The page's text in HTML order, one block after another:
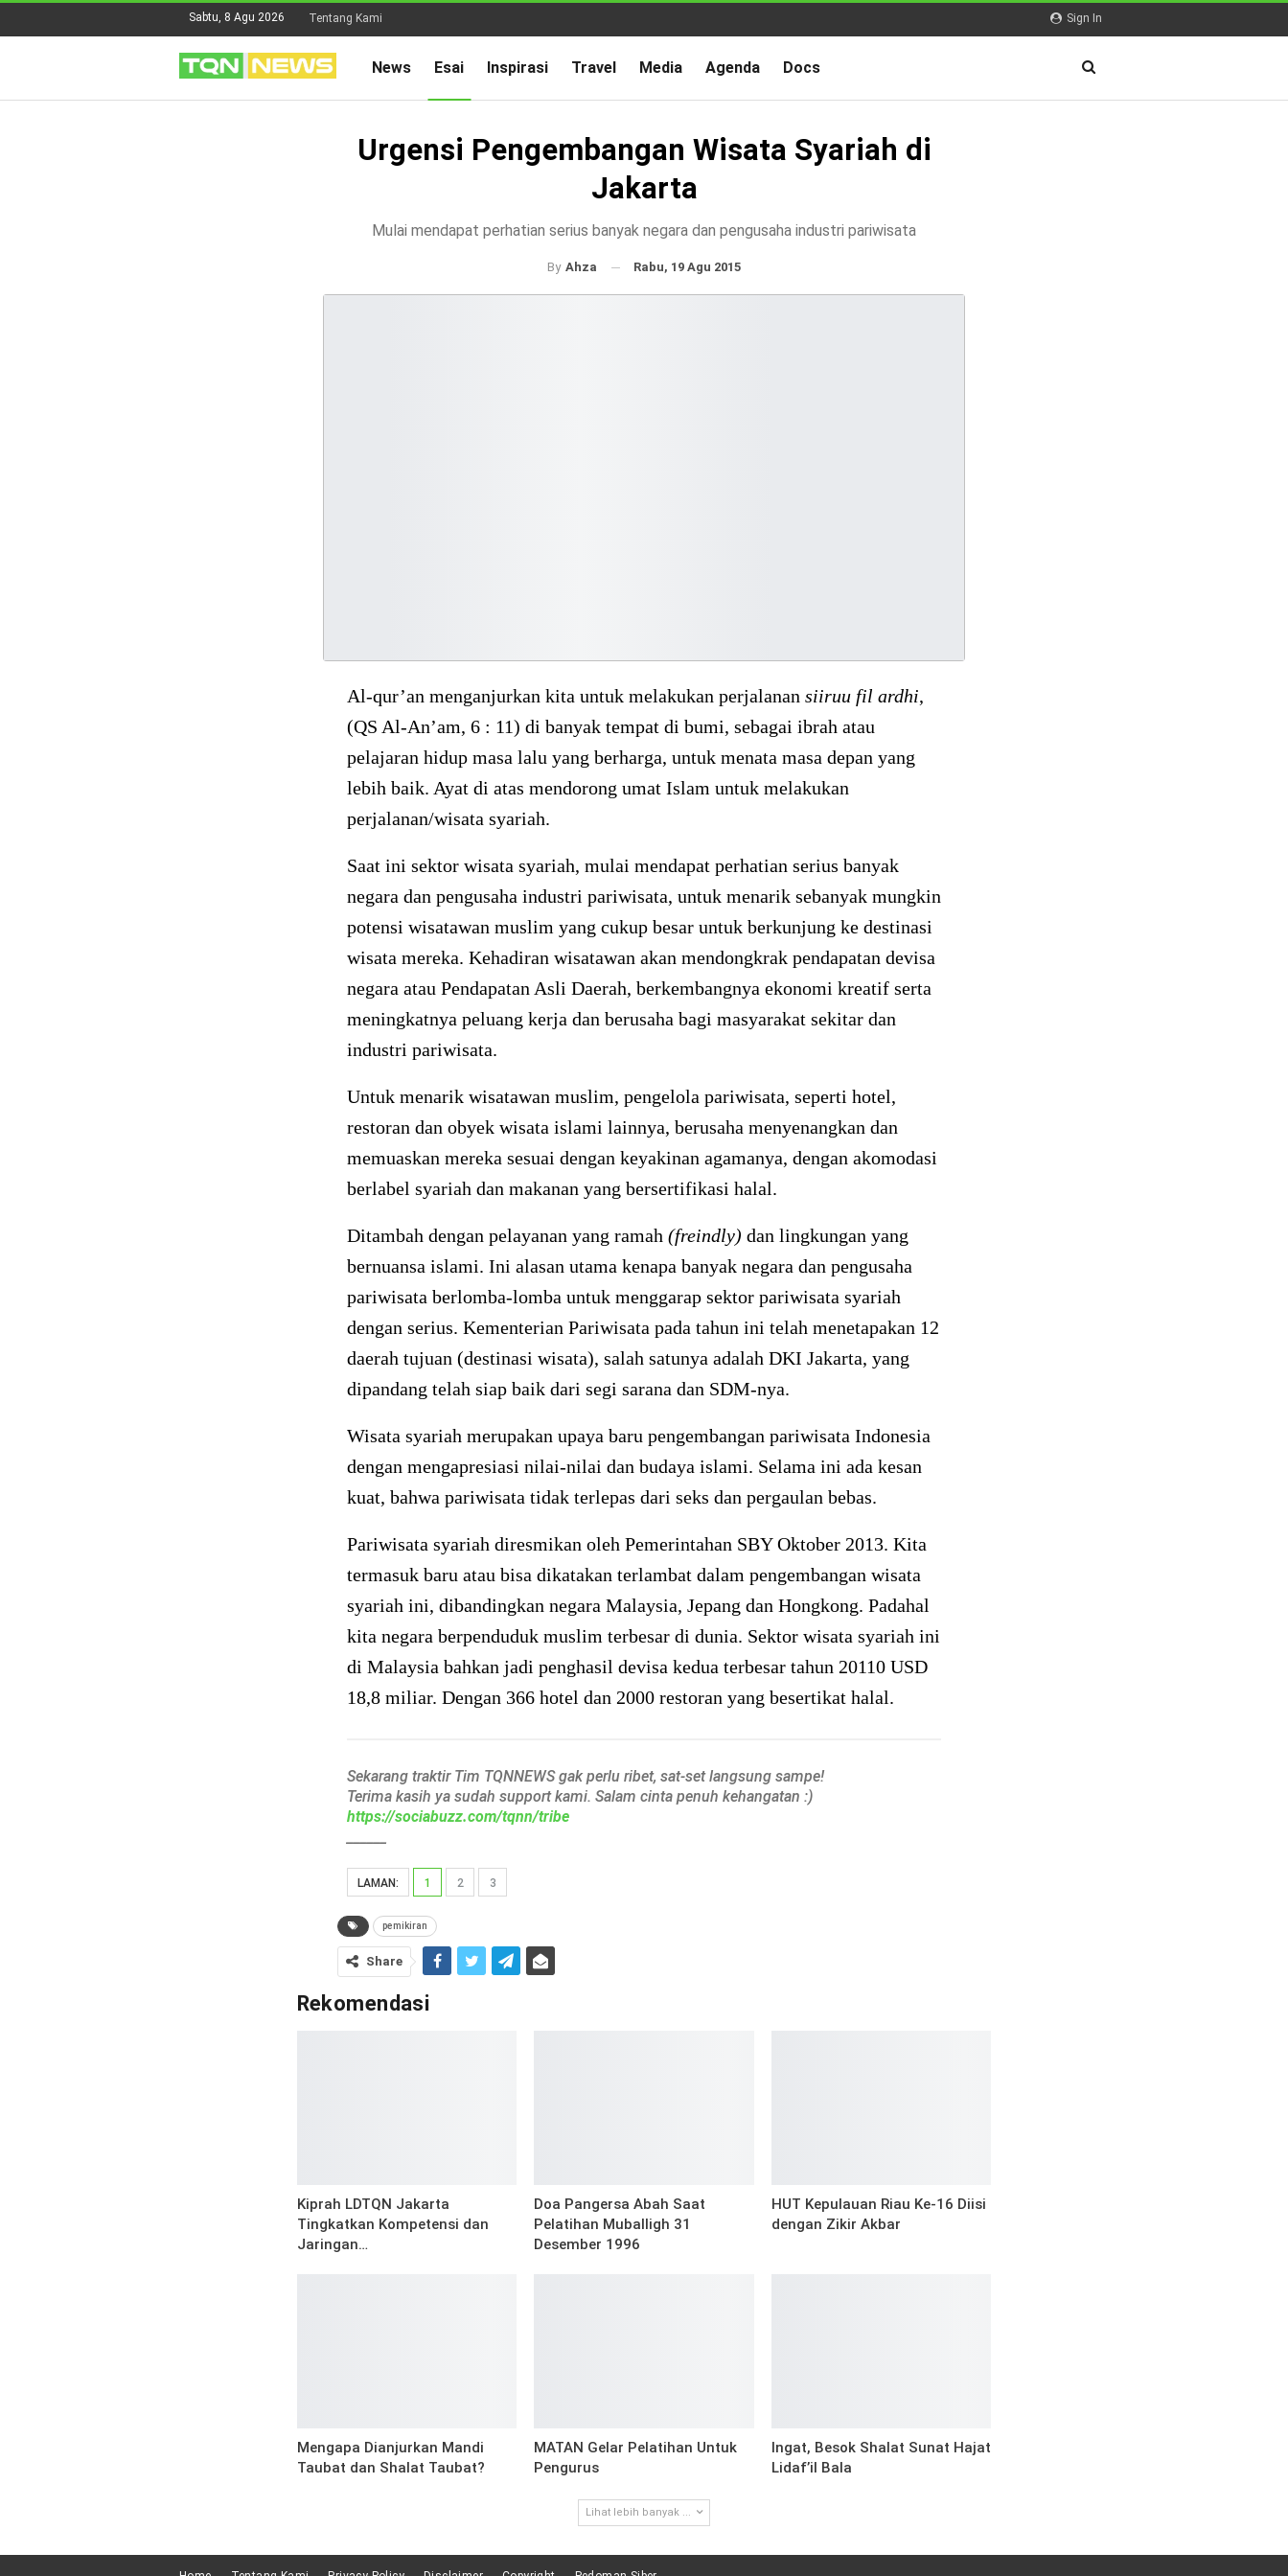
Sign In
Sabtu, 8 Agu 2026 Tentang Kami
News Esai Inspirasi Travel Media Agenda Docs
Urgensi Pengembangan Wisata Syariah di
Jakarta
Mulai mendapat perhatian serius banyak negara dan pengusaha industri pariwisata
By Ahza Rabu, 19 Agu 2015
Al-qur’an menganjurkan kita untuk melakukan perjalanan siiruu fil ardhi,
(QS Al-An’am, 6 : 11) di banyak tempat di bumi, sebagai ibrah atau
pelajaran hidup masa lalu yang berharga, untuk menata masa depan yang
lebih baik. Ayat di atas mendorong umat Islam untuk melakukan
perjalanan/wisata syariah.
Saat ini sektor wisata syariah, mulai mendapat perhatian serius banyak
negara dan pengusaha industri pariwisata, untuk menarik sebanyak mungkin
potensi wisatawan muslim yang cukup besar untuk berkunjung ke destinasi
wisata mereka. Kehadiran wisatawan akan mendongkrak pendapatan devisa
negara atau Pendapatan Asli Daerah, berkembangnya ekonomi kreatif serta
meningkatnya peluang kerja dan berusaha bagi masyarakat sekitar dan
industri pariwisata.
Untuk menarik wisatawan muslim, pengelola pariwisata, seperti hotel,
restoran dan obyek wisata islami lainnya, berusaha menyenangkan dan
memuaskan mereka sesuai dengan keyakinan agamanya, dengan akomodasi
berlabel syariah dan makanan yang bersertifikasi halal.
Ditambah dengan pelayanan yang ramah (freindly) dan lingkungan yang
bernuansa islami. Ini alasan utama kenapa banyak negara dan pengusaha
pariwisata berlomba-lomba untuk menggarap sektor pariwisata syariah
dengan serius. Kementerian Pariwisata pada tahun ini telah menetapakan 12
daerah tujuan (destinasi wisata), salah satunya adalah DKI Jakarta, yang
dipandang telah siap baik dari segi sarana dan SDM-nya.
Wisata syariah merupakan upaya baru pengembangan pariwisata Indonesia
dengan mengapresiasi nilai-nilai dan budaya islami. Selama ini ada kesan
kuat, bahwa pariwisata tidak terlepas dari seks dan pergaulan bebas.
Pariwisata syariah diresmikan oleh Pemerintahan SBY Oktober 2013. Kita
termasuk baru atau bisa dikatakan terlambat dalam pengembangan wisata
syariah ini, dibandingkan negara Malaysia, Jepang dan Hongkong. Padahal
kita negara berpenduduk muslim terbesar di dunia. Sektor wisata syariah ini
di Malaysia bahkan jadi penghasil devisa kedua terbesar tahun 20110 USD
18,8 miliar. Dengan 366 hotel dan 2000 restoran yang besertikat halal.
Sekarang traktir Tim TQNNEWS gak perlu ribet, sat-set langsung sampe!
Terima kasih ya sudah support kami. Salam cinta penuh kehangatan :)
https://sociabuzz.com/tqnn/tribe
LAMAN: 1 2 3
pemikiran
Share
Rekomendasi
Kiprah LDTQN Jakarta
Tingkatkan Kompetensi dan
Jaringan…
Doa Pangersa Abah Saat
Pelatihan Muballigh 31
Desember 1996
HUT Kepulauan Riau Ke-16 Diisi
dengan Zikir Akbar
Mengapa Dianjurkan Mandi
Taubat dan Shalat Taubat?
MATAN Gelar Pelatihan Untuk
Pengurus
Ingat, Besok Shalat Sunat Hajat
Lidaf’il Bala
Lihat lebih banyak ...